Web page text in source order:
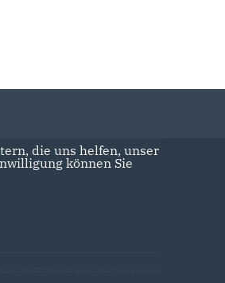
die uns helfen, unser
können Sie